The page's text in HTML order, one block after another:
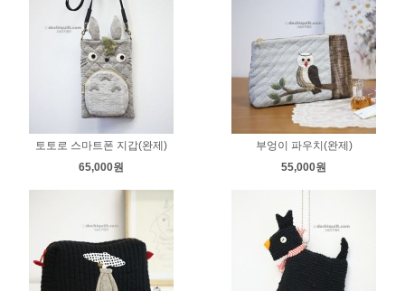
토토로 스마트폰 지갑(완제)
65,000원
부엉이 파우치(완제)
55,000원